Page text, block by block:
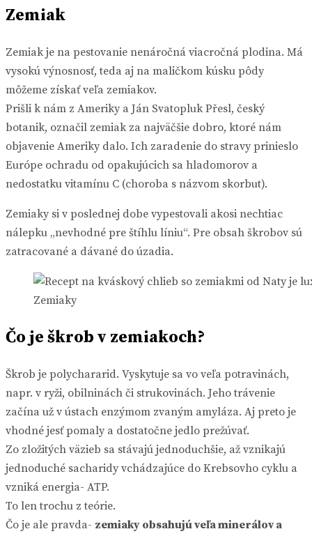
Zemiak
Zemiak je na pestovanie nenáročná viacročná plodina. Má
vysokú výnosnosť, teda aj na maličkom kúsku pôdy
môžeme získať veľa zemiakov.
Prišli k nám z Ameriky a Ján Svatopluk Přesl, český
botanik, označil zemiak za najväčšie dobro, ktoré nám
objavenie Ameriky dalo. Ich zaradenie do stravy prinieslo
Európe ochradu od opakujúcich sa hladomorov a
nedostatku vitamínu C (choroba s názvom skorbut).
Zemiaky si v poslednej dobe vypestovali akosi nechtiac
nálepku „nevhodné pre štíhlu líniu“. Pre obsah škrobov sú
zatracované a dávané do úzadia.
Zemiaky
Čo je škrob v zemiakoch?
Škrob je polychararid. Vyskytuje sa vo veľa potravinách,
napr. v ryži, obilninách či strukovinách. Jeho trávenie
začína už v ústach enzýmom zvaným amyláza. Aj preto je
vhodné jesť pomaly a dostatočne jedlo prežúvať.
Zo zložitých väzieb sa stávajú jednoduchšie, až vznikajú
jednoduché sacharidy vchádzajúce do Krebsovho cyklu a
vzniká energia- ATP.
To len trochu z teórie.
Čo je ale pravda- zemiaky obsahujú veľa minerálov a